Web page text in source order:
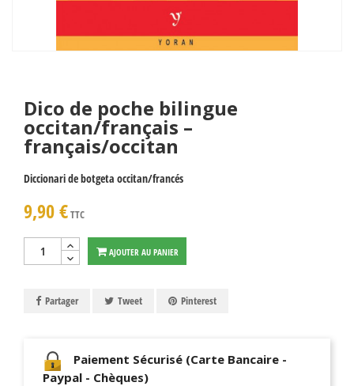
Dico de poche bilingue
occitan/français –
français/occitan
Diccionari de botgeta occitan/francés
9,90 €TTC
AJOUTER AU PANIER
Partager Tweet Pinterest
Paiement Sécurisé (Carte Bancaire -
Paypal - Chèques)